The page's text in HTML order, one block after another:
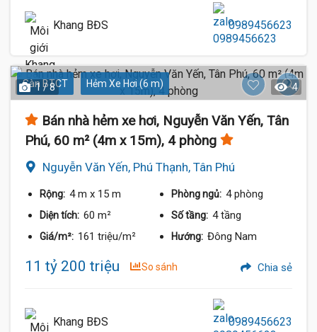
Khang BĐS 0989456623
Sàn BTCT Hẻm Xe Hơi (6 m)
1 / 8 4
Bán nhà hẻm xe hơi, Nguyễn Văn Yến, Tân
Phú, 60 m² (4m x 15m), 4 phòng
Nguyễn Văn Yến, Phú Thạnh, Tân Phú
Rộng: 4 m x 15 m Phòng ngủ: 4 phòng
Diện tích: 60 m² Số tầng: 4 tầng
Giá/m²: 161 triệu/m² Hướng: Đông Nam
11 tỷ 200 triệu So sánh Chia sẻ
Khang BĐS 0989456623